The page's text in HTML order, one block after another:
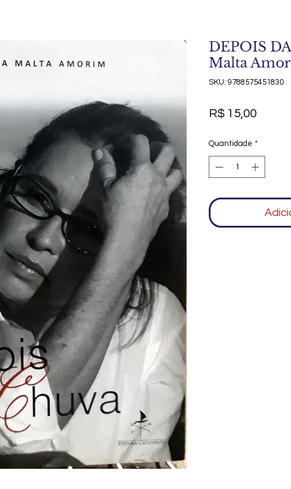
DEPOIS
Malta
SKU: 9788575451830
R$ 15,00Preço
Quantidade *